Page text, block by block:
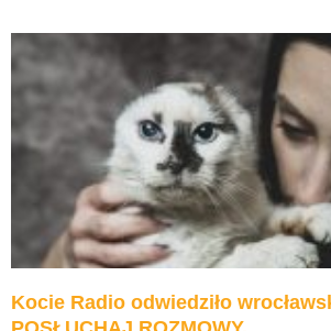
Kocie Radio odwiedziło